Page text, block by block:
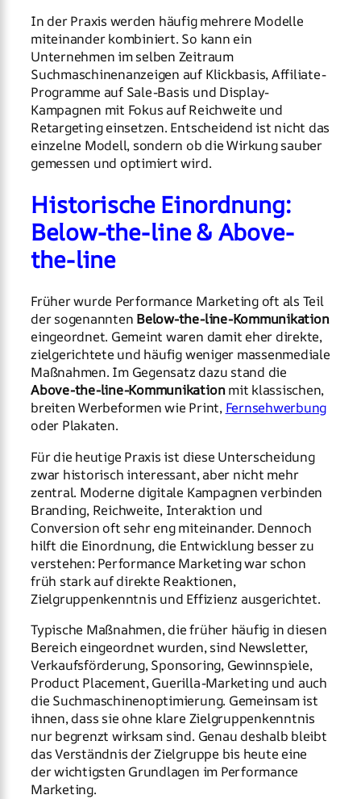
In der Praxis werden häufig mehrere Modelle
miteinander kombiniert. So kann ein
Unternehmen im selben Zeitraum
Suchmaschinenanzeigen auf Klickbasis, Affiliate-
Programme auf Sale-Basis und Display-
Kampagnen mit Fokus auf Reichweite und
Retargeting einsetzen. Entscheidend ist nicht das
einzelne Modell, sondern ob die Wirkung sauber
gemessen und optimiert wird.
Historische Einordnung:
Below-the-line & Above-
the-line
Früher wurde Performance Marketing oft als Teil
der sogenannten Below-the-line-Kommunikation
eingeordnet. Gemeint waren damit eher direkte,
zielgerichtete und häufig weniger massenmediale
Maßnahmen. Im Gegensatz dazu stand die
Above-the-line-Kommunikationmit klassischen,
breiten Werbeformen wie Print, Fernsehwerbung
oder Plakaten.
Für die heutige Praxis ist diese Unterscheidung
zwar historisch interessant, aber nicht mehr
zentral. Moderne digitale Kampagnen verbinden
Branding, Reichweite, Interaktion und
Conversion oft sehr eng miteinander. Dennoch
hilft die Einordnung, die Entwicklung besser zu
verstehen: Performance Marketing war schon
früh stark auf direkte Reaktionen,
Zielgruppenkenntnis und Effizienz ausgerichtet.
Typische Maßnahmen, die früher häufig in diesen
Bereich eingeordnet wurden, sind Newsletter,
Verkaufsförderung, Sponsoring, Gewinnspiele,
Product Placement, Guerilla-Marketing und auch
die Suchmaschinenoptimierung. Gemeinsam ist
ihnen, dass sie ohne klare Zielgruppenkenntnis
nur begrenzt wirksam sind. Genau deshalb bleibt
das Verständnis der Zielgruppe bis heute eine
der wichtigsten Grundlagen im Performance
Marketing.